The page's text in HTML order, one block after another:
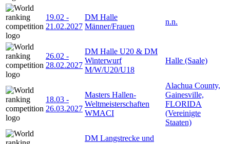
19.02 -
21.02.2027
DM Halle
Männer/Frauen
n.n.
26.02 -
28.02.2027
DM Halle U20 & DM
Winterwurf
M/W/U20/U18
Halle (Saale)
18.03 -
26.03.2027
Masters Hallen-
Weltmeisterschaften
WMACI
Alachua County,
Gainesville,
FLORIDA
(Vereinigte
Staaten)
DM Langstrecke und